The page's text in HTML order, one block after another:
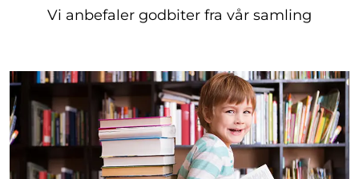
Vi anbefaler godbiter fra vår samling